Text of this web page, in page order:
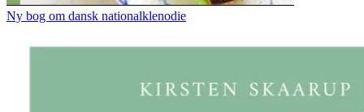
Ny bog om dansk nationalklenodie